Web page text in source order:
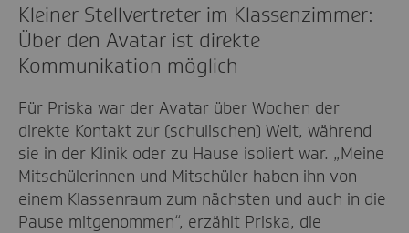
Kleiner Stellvertreter im Klassenzimmer:
Über den Avatar ist direkte
Kommunikation möglich
Für Priska war der Avatar über Wochen der
direkte Kontakt zur (schulischen) Welt, während
sie in der Klinik oder zu Hause isoliert war. „Meine
Mitschülerinnen und Mitschüler haben ihn von
einem Klassenraum zum nächsten und auch in die
Pause mitgenommen“, erzählt Priska, die